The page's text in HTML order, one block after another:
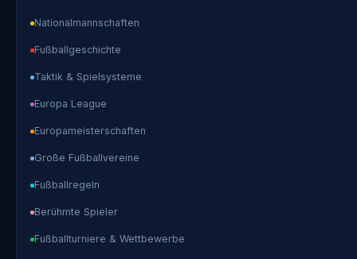
Nationalmannschaften
Fußballgeschichte
Taktik & Spielsysteme
Europa League
Europameisterschaften
Große Fußballvereine
Fußballregeln
Berühmte Spieler
Fußballturniere & Wettbewerbe